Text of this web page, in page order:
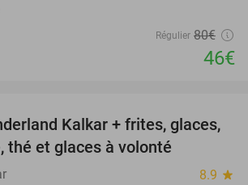
Régulier 80€
46€
32%
Kalkar + frites, glaces,
thé et glaces à volonté
8.9 star